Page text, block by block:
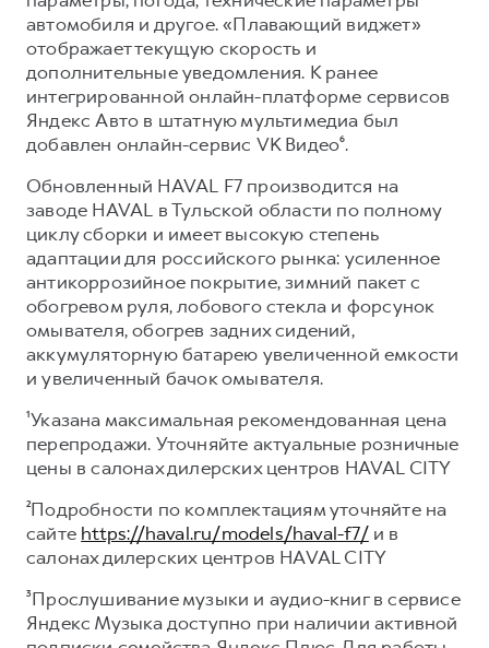
автомобиля и другое. «Плавающий виджет»
отображает текущую скорость и
дополнительные уведомления. К ранее
интегрированной онлайн-платформе сервисов
Яндекс Авто в штатную мультимедиа был
добавлен онлайн-сервис VK Видео⁶.
Обновленный HAVAL F7 производится на
заводе HAVAL в Тульской области по полному
циклу сборки и имеет высокую степень
адаптации для российского рынка: усиленное
антикоррозийное покрытие, зимний пакет с
обогревом руля, лобового стекла и форсунок
омывателя, обогрев задних сидений,
аккумуляторную батарею увеличенной емкости
и увеличенный бачок омывателя.
¹Указана максимальная рекомендованная цена
перепродажи. Уточняйте актуальные розничные
цены в салонах дилерских центров HAVAL CITY
²Подробности по комплектациям уточняйте на
сайте https://haval.ru/models/haval-f7/и в
салонах дилерских центров HAVAL CITY
³Прослушивание музыки и аудио-книг в сервисе
Яндекс Музыка доступно при наличии активной